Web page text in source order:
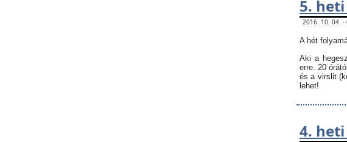
5.
2016. 10. 04.
A hét
Aki a
erre. 20
és a virslit
lehet!
4.